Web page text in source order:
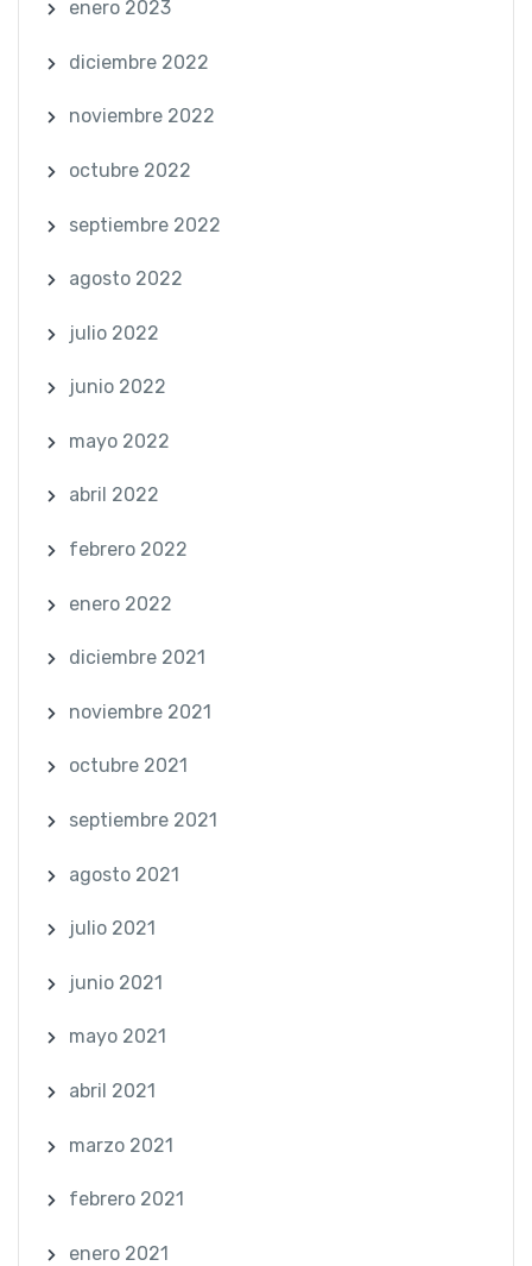
enero 2023
diciembre 2022
noviembre 2022
octubre 2022
septiembre 2022
agosto 2022
julio 2022
junio 2022
mayo 2022
abril 2022
febrero 2022
enero 2022
diciembre 2021
noviembre 2021
octubre 2021
septiembre 2021
agosto 2021
julio 2021
junio 2021
mayo 2021
abril 2021
marzo 2021
febrero 2021
enero 2021